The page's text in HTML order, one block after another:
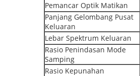
Pemancar Optik Matikan
Panjang Gelombang Pusat
Keluaran
Lebar Spektrum Keluaran
Rasio Penindasan Mode
Samping
Rasio Kepunahan